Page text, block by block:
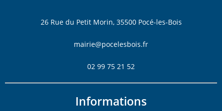
26 Rue du Petit Morin, 35500 Pocé-les-Bois
mairie@pocelesbois.fr
02 99 75 21 52
Informations